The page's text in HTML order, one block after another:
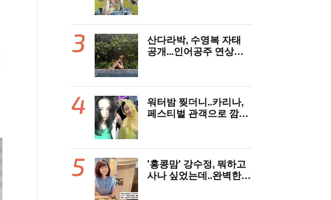
산다라박, 수영복 자태
공개...인어공주 연상케
워터밤 찢더니..카리나,
페스티벌 관객으로 깜짝
'홍콩맘' 강수정, 뭐하고
사나 싶었는데..완벽한